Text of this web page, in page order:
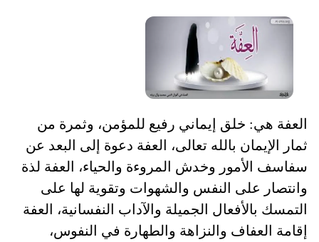
العفة هي: خلق إيماني رفيع للمؤمن، وثمرة من
ثمار الإيمان بالله تعالى، العفة دعوة إلى البعد عن
سفاسف الأمور وخدش المروءة والحياء، العفة لذة
وانتصار على النفس والشهوات وتقوية لها على
التمسك بالأفعال الجميلة والآداب النفسانية، العفة
إقامة العفاف والنزاهة والطهارة في النفوس،